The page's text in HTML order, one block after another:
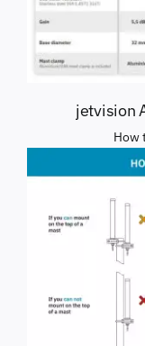
jetvision
How